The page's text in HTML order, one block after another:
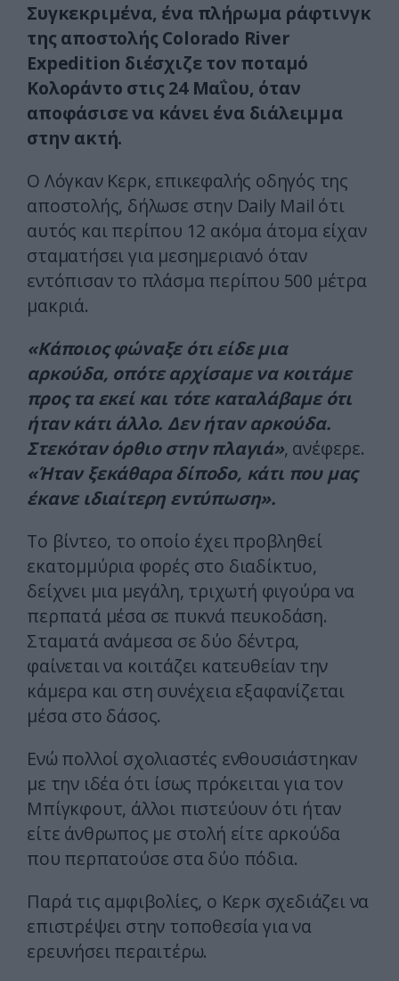
Συγκεκριμένα, ένα πλήρωμα ράφτινγκ
της αποστολής Colorado River
Expedition διέσχιζε τον ποταμό
Κολοράντο στις 24 Μαΐου, όταν
αποφάσισε να κάνει ένα διάλειμμα
στην ακτή.
Ο Λόγκαν Κερκ, επικεφαλής οδηγός της
αποστολής, δήλωσε στην Daily Mail ότι
αυτός και περίπου 12 ακόμα άτομα είχαν
σταματήσει για μεσημεριανό όταν
εντόπισαν το πλάσμα περίπου 500 μέτρα
μακριά.
«Κάποιος φώναξε ότι είδε μια
αρκούδα, οπότε αρχίσαμε να κοιτάμε
προς τα εκεί και τότε καταλάβαμε ότι
ήταν κάτι άλλο. Δεν ήταν αρκούδα.
Στεκόταν όρθιο στην πλαγιά», ανέφερε.
«Ήταν ξεκάθαρα δίποδο, κάτι που μας
έκανε ιδιαίτερη εντύπωση».
Το βίντεο, το οποίο έχει προβληθεί
εκατομμύρια φορές στο διαδίκτυο,
δείχνει μια μεγάλη, τριχωτή φιγούρα να
περπατά μέσα σε πυκνά πευκοδάση.
Σταματά ανάμεσα σε δύο δέντρα,
φαίνεται να κοιτάζει κατευθείαν την
κάμερα και στη συνέχεια εξαφανίζεται
μέσα στο δάσος.
Ενώ πολλοί σχολιαστές ενθουσιάστηκαν
με την ιδέα ότι ίσως πρόκειται για τον
Μπίγκφουτ, άλλοι πιστεύουν ότι ήταν
είτε άνθρωπος με στολή είτε αρκούδα
που περπατούσε στα δύο πόδια.
Παρά τις αμφιβολίες, ο Κερκ σχεδιάζει να
επιστρέψει στην τοποθεσία για να
ερευνήσει περαιτέρω.